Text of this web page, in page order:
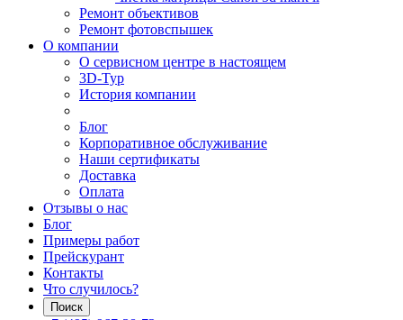
Ремонт объективов
Ремонт фотовспышек
О компании
О сервисном центре в настоящем
3D-Тур
История компании
Блог
Корпоративное обслуживание
Наши сертификаты
Доставка
Оплата
Отзывы о нас
Блог
Примеры работ
Прейскурант
Контакты
Что случилось?
Поиск